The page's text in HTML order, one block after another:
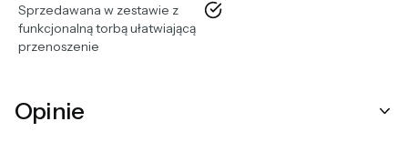
Sprzedawana w zestawie z
funkcjonalną torbą ułatwiającą
przenoszenie
tak
Opinie